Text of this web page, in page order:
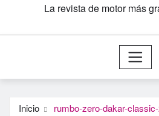
La revista de motor más
Inicio rumbo-zero-dakar-